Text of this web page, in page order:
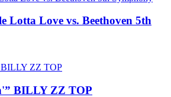
Lotta Love vs. Beethoven 5th
BILLY ZZ TOP